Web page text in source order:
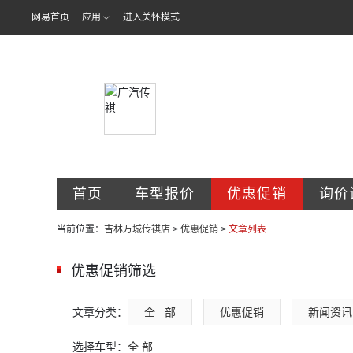
网易首页 应用 进入关怀模式
首页 车型报价 优惠促销 询价
当前位置： 吉林万城传祺店 > 优惠促销 > 文章列表
优惠促销筛选
文章分类： 全   部 优惠促销 新闻资讯
选择车型： 全 部